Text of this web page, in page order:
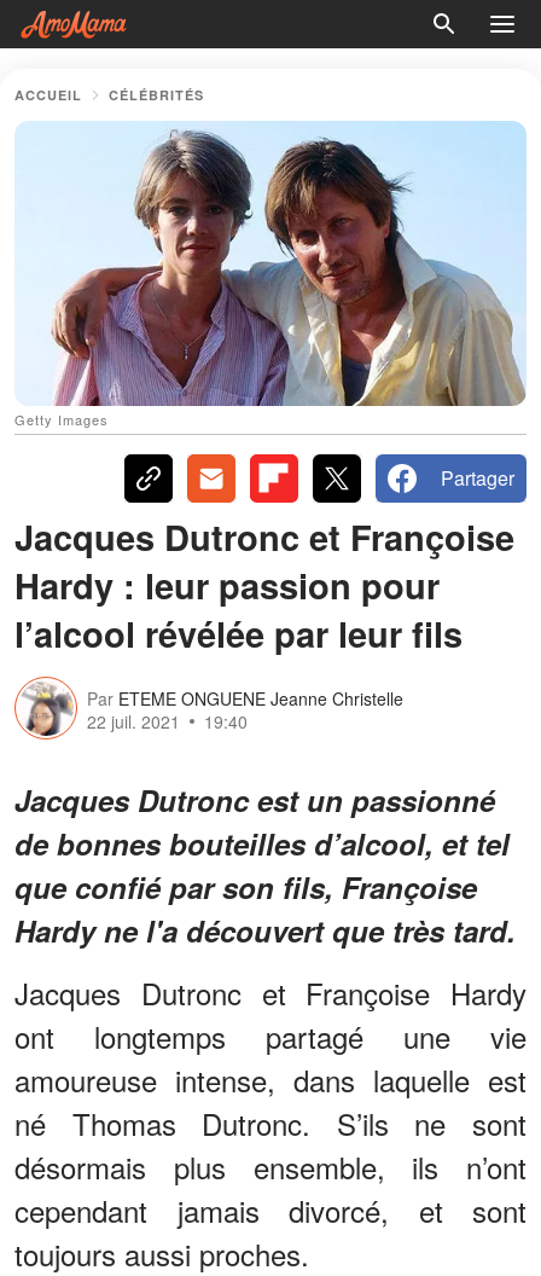
ACCUEIL CÉLÉBRITÉS
Getty Images
Partager
Jacques Dutronc et Françoise
Hardy : leur passion pour
l’alcool révélée par leur fils
Par ETEME ONGUENE Jeanne Christelle
22 juil. 2021
19:40
Jacques Dutronc est un passionné
de bonnes bouteilles d’alcool, et tel
que confié par son fils, Françoise
Hardy ne l'a découvert que très tard.
Jacques Dutronc et Françoise Hardy
ont longtemps partagé une vie
amoureuse intense, dans laquelle est
né Thomas Dutronc. S’ils ne sont
désormais plus ensemble, ils n’ont
cependant jamais divorcé, et sont
toujours aussi proches.